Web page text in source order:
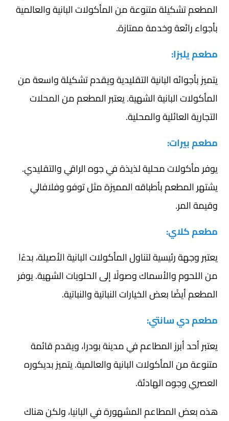
المطعم تشكيلة متنوعة من المأكولات البانية والعالمية
بأجواء رائعة وخدمة ممتازة.
مطعم يلبزا:
يتميز بأجوائه البانية التقليدية ويقدم تشكيلة واسعة من
المأكولات البانية الشهية. يعتبر المطعم من المحلات
التجارية العائلية والمحلية.
مطعم بيرات:
يوفر مأكولات محلية لذيذة في جوه الراقي والتقليدي.
يشتهر المطعم بأطباقه المميزة مثل توفو وفلافالي
وقيمة المر.
مطعم كلاي:
يعتبر وجهة رئيسية لتناول المأكولات البانية الأصيلة، بدءًا
من اللحوم والأسماك وصولًا إلى الحلويات الشهية. يوفر
المطعم أيضًا بعض الخيارات النباتية والنباتية.
مطعم دي سانتي:
يعتبر أحد أبرز المطاعم في مدينة بودرا، ويقدم قائمة
متنوعة من المأكولات البانية والعالمية. يتميز بديكوره
العصري وجوه الهادئة.
هذه بعض المطاعم المشهورة في البانيا، ولكن هناك